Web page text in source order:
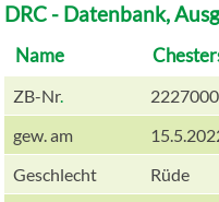
DRC - Datenbank,
Name
ZB-Nr.
2227000
gew. am
Geschlecht
Rüde